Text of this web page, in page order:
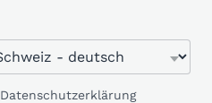
Datenschutzerklärung